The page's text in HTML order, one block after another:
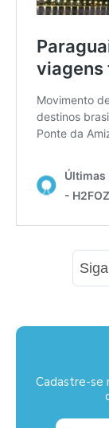
Cadastre-se